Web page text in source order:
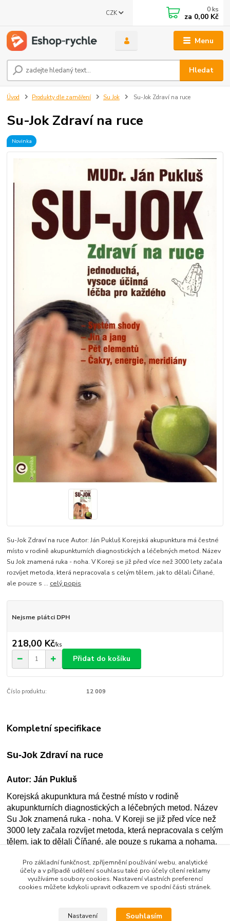
Menu
CZK
Hledat
0 ks
za 0,00 Kč
Úvod Produkty dle zaměření Su Jok Su-Jok Zdraví na ruce
Su-Jok Zdraví na ruce
Novinka
Su-Jok Zdraví na ruce Autor: Ján Pukluš Korejská akupunktura má čestné
místo v rodině akupunkturních diagnostických a léčebných metod. Název
Su Jok znamená ruka - noha. V Koreji se již před více než 3000 lety začala
rozvíjet metoda, která nepracovala s celým tělem, jak to dělali Číňané,
ale pouze s ... celý popis
Nejsme plátci DPH
218,00 Kč/ks
Přidat do košíku
Číslo produktu: 12 009
Kompletní specifikace
Su-Jok Zdraví na ruce
Autor: Ján Pukluš
Korejská akupunktura má čestné místo v rodině
akupunkturních diagnostických a léčebných metod. Název
Su Jok znamená ruka - noha. V Koreji se již před více než
3000 lety začala rozvíjet metoda, která nepracovala s celým
tělem, jak to dělali Číňané, ale pouze s rukama a nohama.
pomůže odstranit menší i větší zdravotní problémy.
V pripade objednavky knih do 500kc muzu postovne
Pro základní funkčnost, zpříjemnění používání webu, analytické
účely a v případě udělení souhlasu také pro účely cílení reklamy
využíváme soubory cookies. Nastavení vlastních preferencí
cookies můžete kdykoli upravit odkazem ve spodní části stránek.
Nastavení Souhlasím